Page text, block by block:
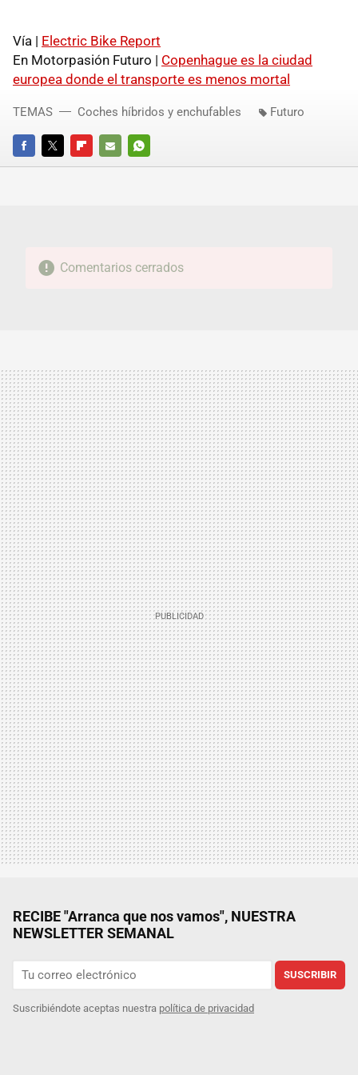
Vía | Electric Bike Report
En Motorpasión Futuro | Copenhague es la ciudad
europea donde el transporte es menos mortal
FACEBOOKTWITTERFLIPBOARD
E-
WHATSAPP
TEMAS Coches híbridos y enchufables Futuro
Comentarios cerrados
RECIBE "Arranca que nos vamos", NUESTRA
NEWSLETTER SEMANAL
SUSCRIBIR
Suscribiéndote aceptas nuestra política de privacidad